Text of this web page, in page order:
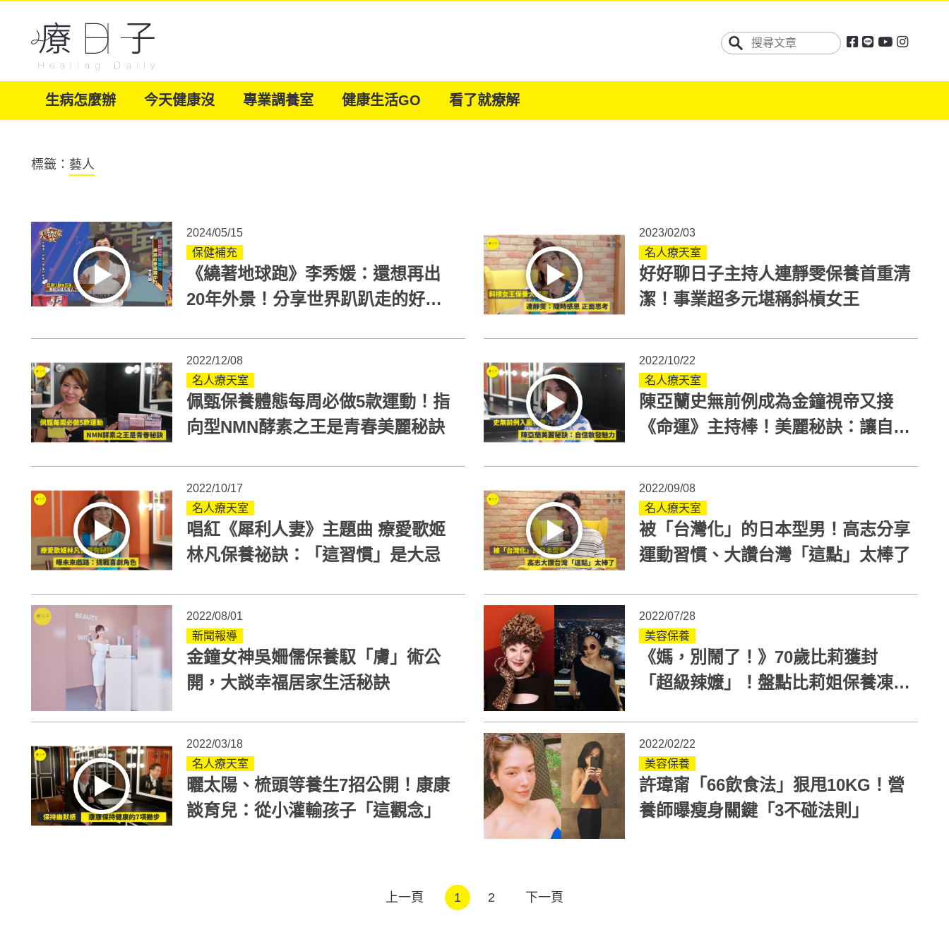
生病怎麼辦 今天健康沒 專業調養室 健康生活GO 看了就療解
標籤： 藝人
2024/05/15
保健補充
《繞著地球跑》李秀媛：還想再出
20年外景！分享世界趴趴走的好能
2023/02/03
名人療天室
好好聊日子主持人連靜雯保養首重清
潔！事業超多元堪稱斜槓女王
2022/12/08
名人療天室
佩甄保養體態每周必做5款運動！指
向型NMN酵素之王是青春美麗秘訣
2022/10/22
名人療天室
陳亞蘭史無前例成為金鐘視帝又接
《命運》主持棒！美麗秘訣：讓自信
2022/10/17
名人療天室
唱紅《犀利人妻》主題曲 療愛歌姬
林凡保養祕訣：「這習慣」是大忌
2022/09/08
名人療天室
被「台灣化」的日本型男！高志分享
運動習慣、大讚台灣「這點」太棒了
2022/08/01
新聞報導
金鐘女神吳姍儒保養馭「膚」術公
開，大談幸福居家生活秘訣
2022/07/28
美容保養
《媽，別鬧了！》70歲比莉獲封
「超級辣嬤」！盤點比莉姐保養凍齡
2022/03/18
名人療天室
曬太陽、梳頭等養生7招公開！康康
談育兒：從小灌輸孩子「這觀念」
2022/02/22
美容保養
許瑋甯「66飲食法」狠甩10KG！營
養師曝瘦身關鍵「3不碰法則」
上一頁 1 2 下一頁